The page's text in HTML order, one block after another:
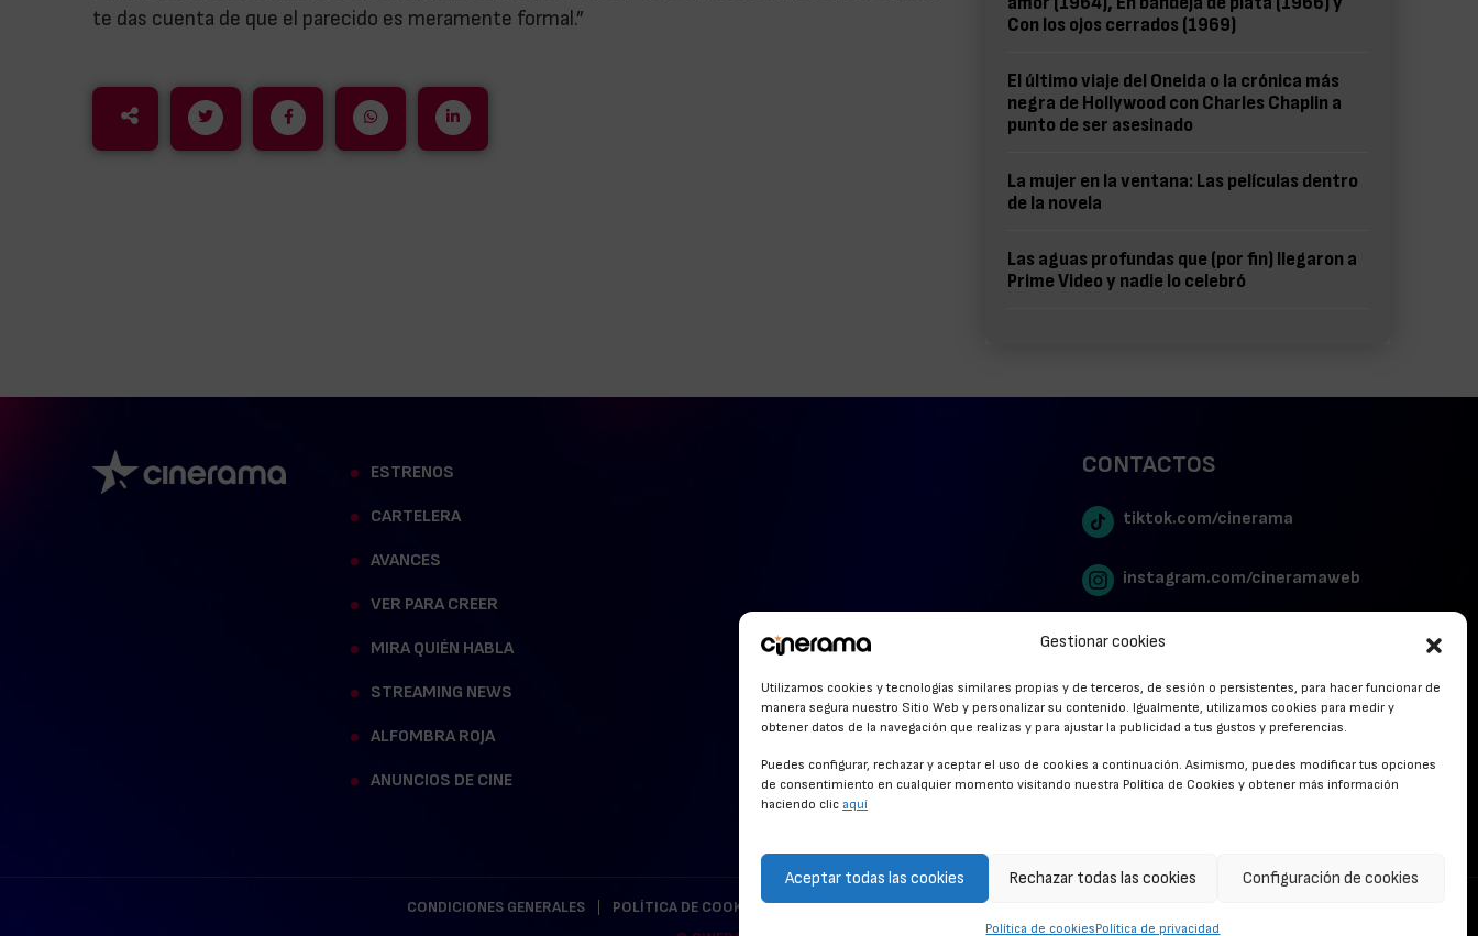
Gestionar cookies
Utilizamos cookies y tecnologías similares propias y de terceros, de sesión o persistentes, para hacer funcionar de
manera segura nuestro Sitio Web y personalizar su contenido. Igualmente, utilizamos cookies para medir y
obtener datos de la navegación que realizas y para ajustar la publicidad a tus gustos y preferencias.
Puedes configurar, rechazar y aceptar el uso de cookies a continuación. Asimismo, puedes modificar tus opciones
de consentimiento en cualquier momento visitando nuestra Política de Cookies y obtener más información
haciendo clic aquí
Aceptar todas las cookies Rechazar todas las cookies Configuración de cookies
Política de cookiesPolítica de privacidad
te das cuenta de que el parecido es meramente formal.”
Con los ojos cerrados (1969)
El último viaje del Oneida o la crónica más
negra de Hollywood con Charles Chaplin a
punto de ser asesinado
La mujer en la ventana: Las películas dentro
de la novela
Las aguas profundas que (por fin) llegaron a
Prime Video y nadie lo celebró
ESTRENOS
CARTELERA
AVANCES
VER PARA CREER
MIRA QUIÉN HABLA
STREAMING NEWS
ALFOMBRA ROJA
ANUNCIOS DE CINE
CONTACTOS
tiktok.com/cinerama
instagram.com/cineramaweb
twitter.com/cinerames
Youtube Canal Cinerama
CONDICIONES GENERALES POLÍTICA DE COOKIES POLÍTICA DE PRIVACIDAD